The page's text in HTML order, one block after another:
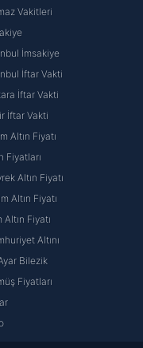
Vakitleri
İmsakiye
İftar Vakti
İftar Vakti
İftar Vakti
Altın Fiyatı
Fiyatları
Altın Fiyatı
Altın Fiyatı
Altın Fiyatı
Altını
Bilezik
Fiyatları